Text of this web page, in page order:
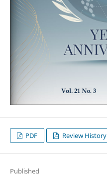
PDF Review History
Published